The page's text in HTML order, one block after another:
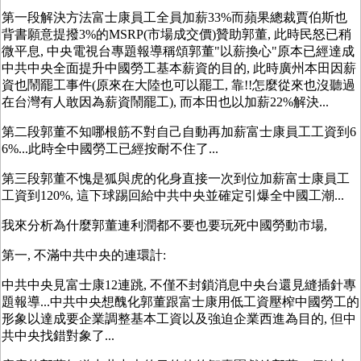
第一段解決方法富士康員工全員加薪33%而蘋果總裁賈伯斯也
背書願意提撥3%的MSRP(市場成交價)贊助郭董, 此時民怒已稍
微平息, 中央電視台專題報導稱頌郭董"以薪換心"原本已經達成
中共中央全面提升中國勞工基本薪資的目的, 此時廣州本田因薪
資也鬧罷工事件(原來在大陸也可以罷工, 靠!!怎麼從來也沒聽過
在台灣有人敢因為薪資鬧罷工), 而本田也以加薪22%解決...
第二段郭董不知哪根筋不對自己自動再加薪富士康員工工資到6
6%...此時全中國勞工已經按耐不住了...
第三段郭董不愧是狐與虎的化身直接一次到位加薪富士康員工
工資到120%, 這下球踢回給中共中央並確定引爆全中國工潮...
我來分析為什麼郭董連利潤都不要也要玩死中國勞動市場,
第一, 不滿中共中央的連環計:
中共中央見富士康12連跳, 不僅不封鎖消息中央台還見縫插針專
題報導...中共中央想醜化郭董跟富士康用低工資壓榨中國勞工的
形象以達成要企業調整基本工資以及強迫企業西進為目的, 但中
共中央找錯對象了...